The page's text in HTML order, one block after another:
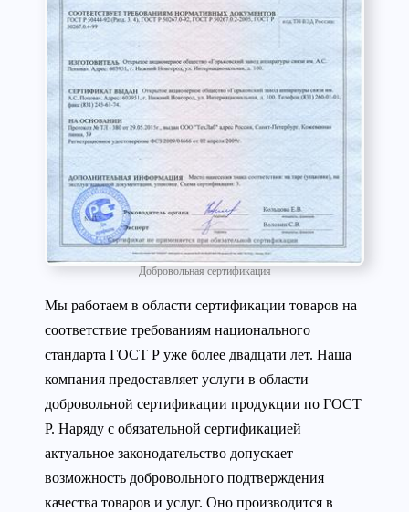
Добровольная сертификация
Мы работаем в области сертификации товаров на
соответствие требованиям национального
стандарта ГОСТ Р уже более двадцати лет. Наша
компания предоставляет услуги в области
добровольной сертификации продукции по ГОСТ
Р. Наряду с обязательной сертификацией
актуальное законодательство допускает
возможность добровольного подтверждения
качества товаров и услуг. Оно производится в